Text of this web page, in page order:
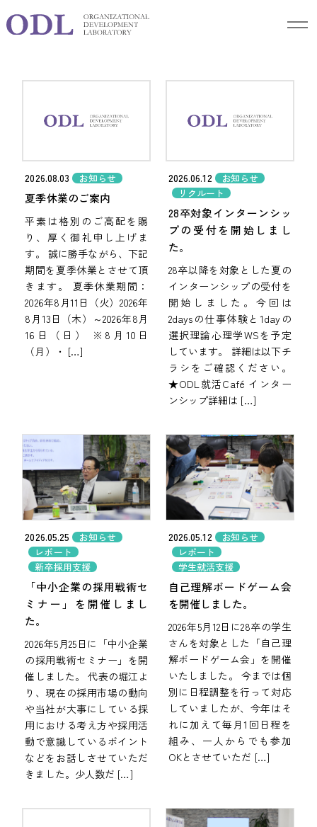
Blog ブログ
2026.08.03 お知らせ
夏季休業のご案内
平素は格別のご高配を賜
り、厚く御礼申し上げま
す。 誠に勝手ながら、下記
期間を夏季休業とさせて頂
きます。 夏季休業期間：
2026年8月11日（火）2026年
8月13日（木）～2026年8月
16日（日） ※8月10日
（月）・ […]
2026.06.12
お知らせ
リクルート
28卒対象インターンシッ
プの受付を開始しまし
た。
28卒以降を対象とした夏の
インターンシップの受付を
開始しました。今回は
2daysの仕事体験と1dayの
選択理論心理学WSを予定
しています。 詳細は以下チ
ラシをご確認ください。
★ODL就活Café インター
ンシップ詳細は […]
2026.05.25 お知らせ
レポート
新卒採用支援
「中小企業の採用戦術セ
ミナー」を開催しまし
た。
2026年5月25日に「中小企業
の採用戦術セミナー」を開
催しました。 代表の堀江よ
り、現在の採用市場の動向
や当社が大事にしている採
用における考え方や採用活
動で意識しているポイント
などをお話しさせていただ
きました。少人数だ […]
2026.05.12
お知らせ
レポート
学生就活支援
自己理解ボードゲーム会
を開催しました。
2026年5月12日に28卒の学生
さんを対象とした「自己理
解ボードゲーム会」を開催
いたしました。 今までは個
別に日程調整を行って対応
していましたが、今年はそ
れに加えて毎月1回日程を
組み、一人からでも参加
OKとさせていただ […]